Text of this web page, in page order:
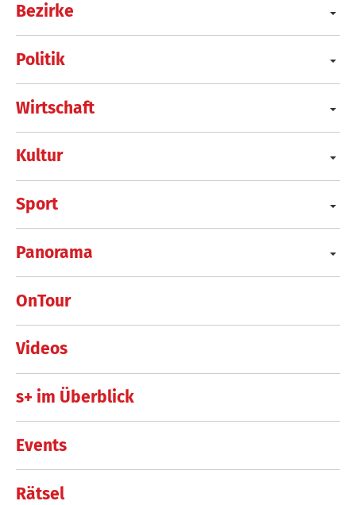
Bezirke
Politik
Wirtschaft
Kultur
Sport
Panorama
OnTour
Videos
s+ im Überblick
Events
Rätsel